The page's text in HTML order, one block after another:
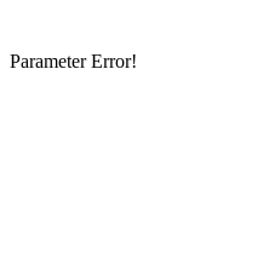
Parameter Error!